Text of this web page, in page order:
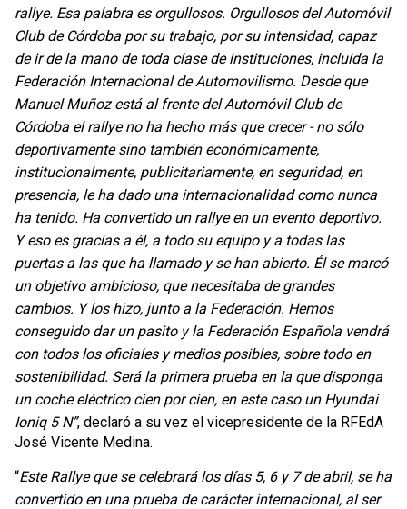
rallye. Esa palabra es orgullosos. Orgullosos del Automóvil
Club de Córdoba por su trabajo, por su intensidad, capaz
de ir de la mano de toda clase de instituciones, incluida la
Federación Internacional de Automovilismo. Desde que
Manuel Muñoz está al frente del Automóvil Club de
Córdoba el rallye no ha hecho más que crecer - no sólo
deportivamente sino también económicamente,
institucionalmente, publicitariamente, en seguridad, en
presencia, le ha dado una internacionalidad como nunca
ha tenido. Ha convertido un rallye en un evento deportivo.
Y eso es gracias a él, a todo su equipo y a todas las
puertas a las que ha llamado y se han abierto. Él se marcó
un objetivo ambicioso, que necesitaba de grandes
cambios. Y los hizo, junto a la Federación. Hemos
conseguido dar un pasito y la Federación Española vendrá
con todos los oficiales y medios posibles, sobre todo en
sostenibilidad. Será la primera prueba en la que disponga
un coche eléctrico cien por cien, en este caso un Hyundai
Ioniq 5 N”, declaró a su vez el vicepresidente de la RFEdA
José Vicente Medina.
“Este Rallye que se celebrará los días 5, 6 y 7 de abril, se ha
convertido en una prueba de carácter internacional, al ser